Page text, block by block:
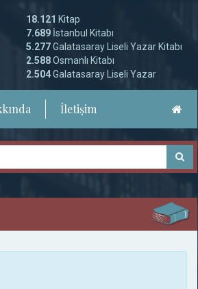
18.121 Kitap
7.689 İstanbul Kitabı
5.277Galatasaray Liseli Yazar Kitabı
2.588Osmanlı Kitabı
2.504Galatasaray Liseli Yazar
İletişim